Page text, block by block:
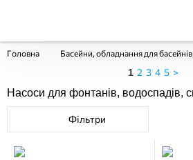
Головна Басейни, обладнання для басейнів
1 2 3 4 5 >
Насоси для фонтанів, водоспадів,
Фільтри